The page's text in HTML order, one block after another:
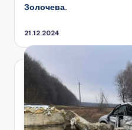
Золочева.
21.12.2024